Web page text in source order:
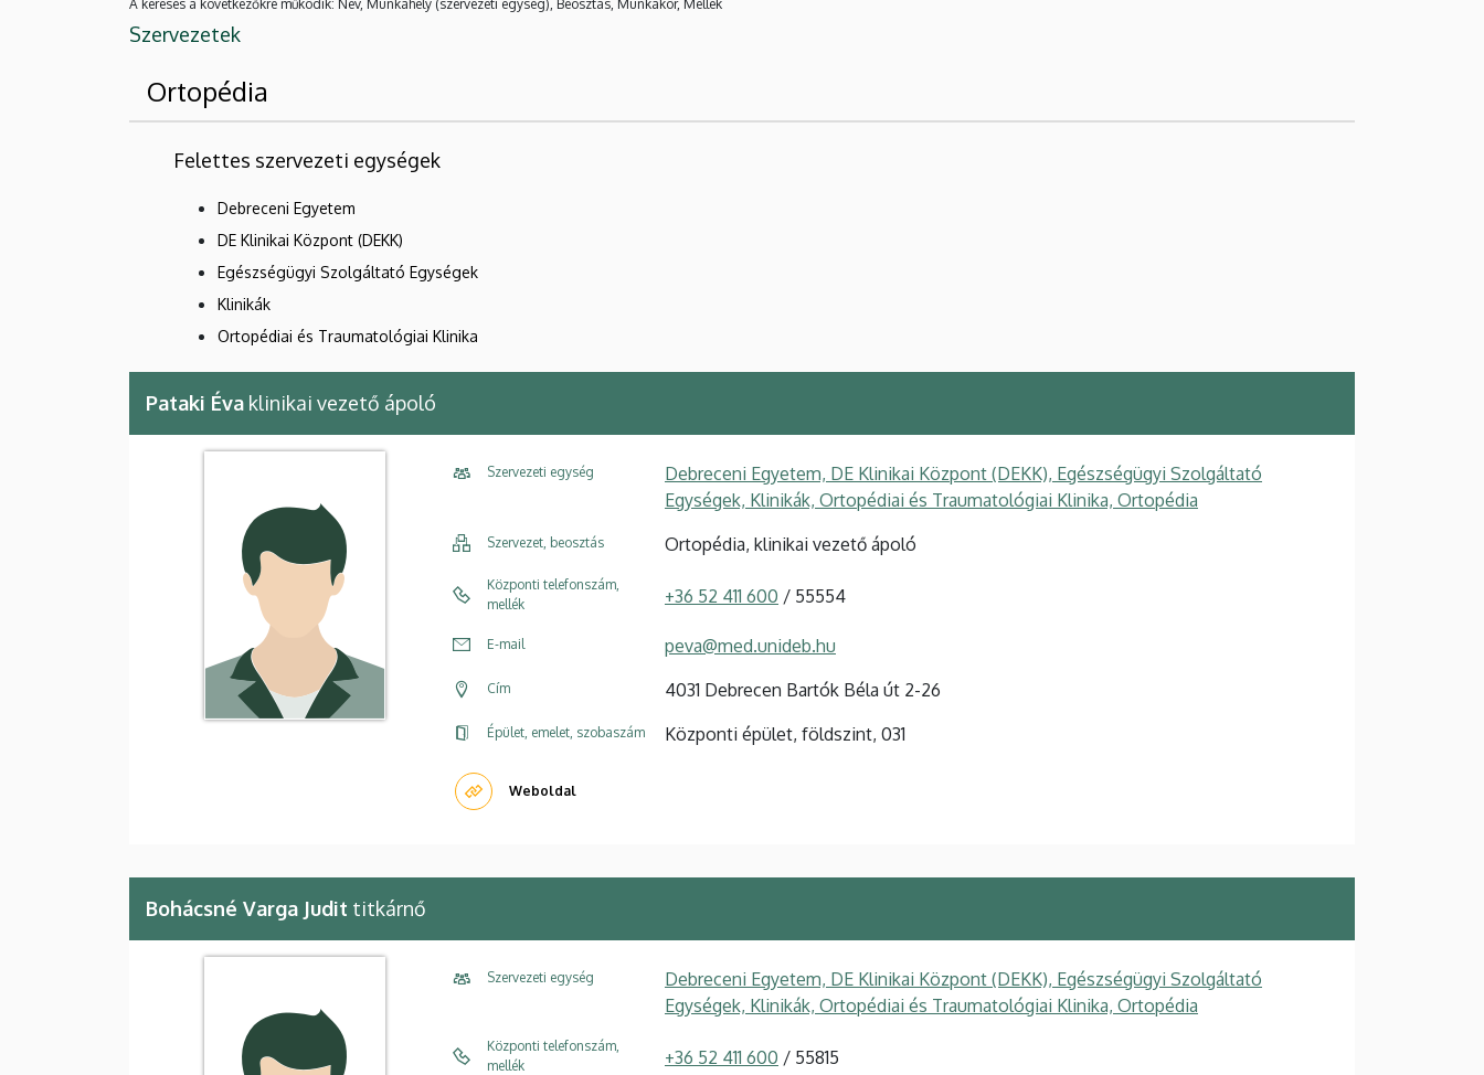
A keresés a következőkre működik: Név, Munkahely (szervezeti egység), Beosztás, Munkakör, Mellék
Szervezetek
Ortopédia
Felettes szervezeti egységek
Debreceni Egyetem
DE Klinikai Központ (DEKK)
Egészségügyi Szolgáltató Egységek
Klinikák
Ortopédiai és Traumatológiai Klinika
Pataki Éva klinikai vezető ápoló
Szervezeti egység
Debreceni Egyetem, DE Klinikai Központ (DEKK), Egészségügyi Szolgáltató
Egységek, Klinikák, Ortopédiai és Traumatológiai Klinika, Ortopédia
Szervezet, beosztás Ortopédia, klinikai vezető ápoló
Központi telefonszám,
mellék
+36 52 411 600 / 55554
E-mail peva@med.unideb.hu
Cím 4031 Debrecen Bartók Béla út 2-26
Épület, emelet, szobaszám Központi épület, földszint, 031
Weboldal
Bohácsné Varga Judit titkárnő
Szervezeti egység
Debreceni Egyetem, DE Klinikai Központ (DEKK), Egészségügyi Szolgáltató
Egységek, Klinikák, Ortopédiai és Traumatológiai Klinika, Ortopédia
Központi telefonszám,
mellék
+36 52 411 600 / 55815